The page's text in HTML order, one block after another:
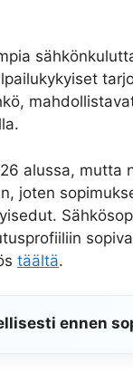
alussa, mutta
joten
täältä.
ennen